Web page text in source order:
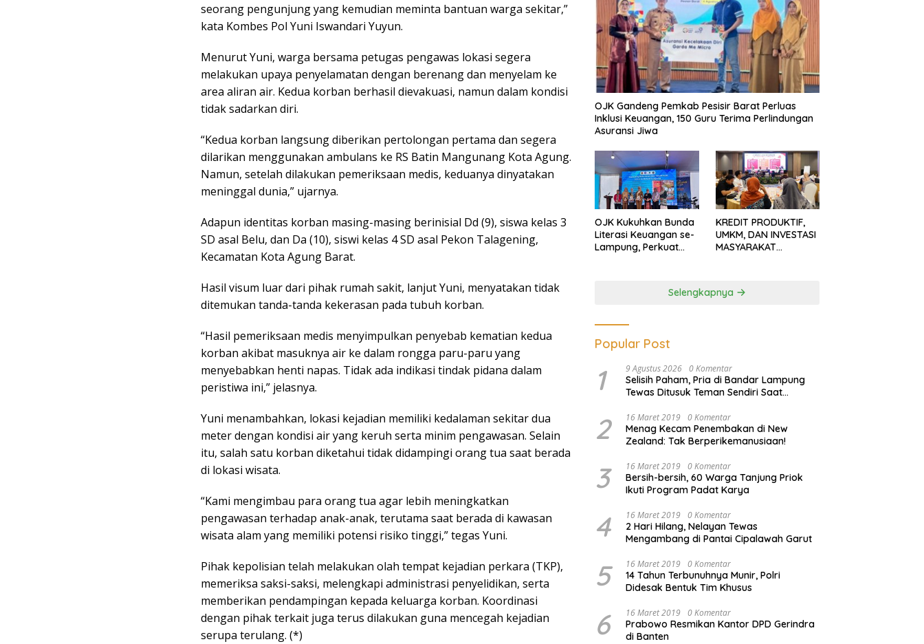
seorang pengunjung yang kemudian meminta bantuan warga sekitar,”
kata Kombes Pol Yuni Iswandari Yuyun.
Menurut Yuni, warga bersama petugas pengawas lokasi segera
melakukan upaya penyelamatan dengan berenang dan menyelam ke
area aliran air. Kedua korban berhasil dievakuasi, namun dalam kondisi
tidak sadarkan diri.
“Kedua korban langsung diberikan pertolongan pertama dan segera
dilarikan menggunakan ambulans ke RS Batin Mangunang Kota Agung.
Namun, setelah dilakukan pemeriksaan medis, keduanya dinyatakan
meninggal dunia,” ujarnya.
Adapun identitas korban masing-masing berinisial Dd (9), siswa kelas 3
SD asal Belu, dan Da (10), siswi kelas 4 SD asal Pekon Talagening,
Kecamatan Kota Agung Barat.
Hasil visum luar dari pihak rumah sakit, lanjut Yuni, menyatakan tidak
ditemukan tanda-tanda kekerasan pada tubuh korban.
“Hasil pemeriksaan medis menyimpulkan penyebab kematian kedua
korban akibat masuknya air ke dalam rongga paru-paru yang
menyebabkan henti napas. Tidak ada indikasi tindak pidana dalam
peristiwa ini,” jelasnya.
Yuni menambahkan, lokasi kejadian memiliki kedalaman sekitar dua
meter dengan kondisi air yang keruh serta minim pengawasan. Selain
itu, salah satu korban diketahui tidak didampingi orang tua saat berada
di lokasi wisata.
“Kami mengimbau para orang tua agar lebih meningkatkan
pengawasan terhadap anak-anak, terutama saat berada di kawasan
wisata alam yang memiliki potensi risiko tinggi,” tegas Yuni.
Pihak kepolisian telah melakukan olah tempat kejadian perkara (TKP),
memeriksa saksi-saksi, melengkapi administrasi penyelidikan, serta
memberikan pendampingan kepada keluarga korban. Koordinasi
dengan pihak terkait juga terus dilakukan guna mencegah kejadian
serupa terulang. (*)
OJK Gandeng Pemkab Pesisir Barat Perluas
Inklusi Keuangan, 150 Guru Terima Perlindungan
Asuransi Jiwa
OJK Kukuhkan Bunda
Literasi Keuangan se-
Lampung, Perkuat
KREDIT PRODUKTIF,
UMKM, DAN INVESTASI
MASYARAKAT
Selengkapnya
Popular Post
1 9 Agustus 2026 0 Komentar
Selisih Paham, Pria di Bandar Lampung
Tewas Ditusuk Teman Sendiri Saat
2 16 Maret 2019 0 Komentar
Menag Kecam Penembakan di New
Zealand: Tak Berperikemanusiaan!
3 16 Maret 2019 0 Komentar
Bersih-bersih, 60 Warga Tanjung Priok
Ikuti Program Padat Karya
4 16 Maret 2019 0 Komentar
2 Hari Hilang, Nelayan Tewas
Mengambang di Pantai Cipalawah Garut
5 16 Maret 2019 0 Komentar
14 Tahun Terbunuhnya Munir, Polri
Didesak Bentuk Tim Khusus
6 16 Maret 2019 0 Komentar
Prabowo Resmikan Kantor DPD Gerindra
di Banten